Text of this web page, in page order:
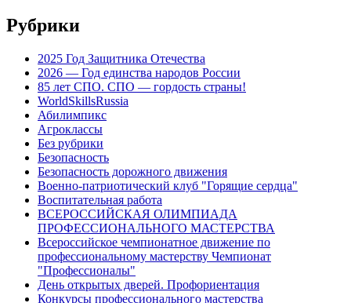
Рубрики
2025 Год Защитника Отечества
2026 — Год единства народов России
85 лет СПО. СПО — гордость страны!
WorldSkillsRussia
Абилимпикс
Агроклассы
Без рубрики
Безопасность
Безопасность дорожного движения
Военно-патриотический клуб "Горящие сердца"
Воспитательная работа
ВСЕРОССИЙСКАЯ ОЛИМПИАДА
ПРОФЕССИОНАЛЬНОГО МАСТЕРСТВА
Всероссийское чемпионатное движение по
профессиональному мастерству Чемпионат
"Профессионалы"
День открытых дверей. Профориентация
Конкурсы профессионального мастерства